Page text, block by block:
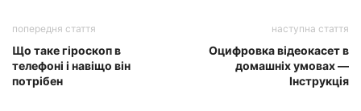
попередня стаття
Що таке гіроскоп в
телефоні і навіщо він
потрібен
наступна стаття
Оцифровка відеокасет в
домашніх умовах —
Інструкція